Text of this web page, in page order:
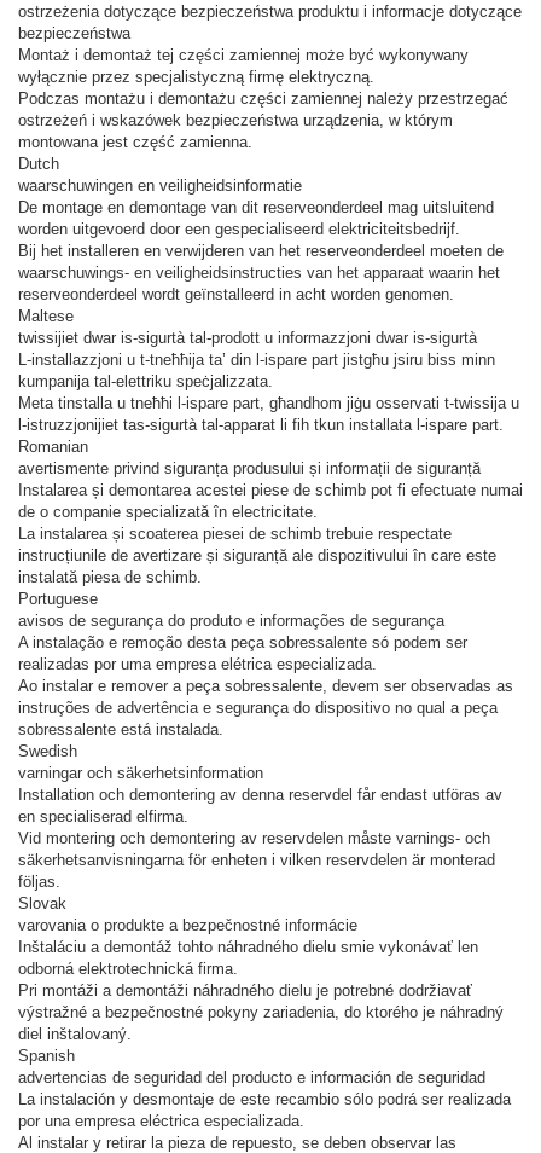
ostrzeżenia dotyczące bezpieczeństwa produktu i informacje dotyczące
bezpieczeństwa
Montaż i demontaż tej części zamiennej może być wykonywany
wyłącznie przez specjalistyczną firmę elektryczną.
Podczas montażu i demontażu części zamiennej należy przestrzegać
ostrzeżeń i wskazówek bezpieczeństwa urządzenia, w którym
montowana jest część zamienna.
Dutch
waarschuwingen en veiligheidsinformatie
De montage en demontage van dit reserveonderdeel mag uitsluitend
worden uitgevoerd door een gespecialiseerd elektriciteitsbedrijf.
Bij het installeren en verwijderen van het reserveonderdeel moeten de
waarschuwings- en veiligheidsinstructies van het apparaat waarin het
reserveonderdeel wordt geïnstalleerd in acht worden genomen.
Maltese
twissijiet dwar is-sigurtà tal-prodott u informazzjoni dwar is-sigurtà
L-installazzjoni u t-tneħħija ta’ din l-ispare part jistgħu jsiru biss minn
kumpanija tal-elettriku speċjalizzata.
Meta tinstalla u tneħħi l-ispare part, għandhom jiġu osservati t-twissija u
l-istruzzjonijiet tas-sigurtà tal-apparat li fih tkun installata l-ispare part.
Romanian
avertismente privind siguranța produsului și informații de siguranță
Instalarea și demontarea acestei piese de schimb pot fi efectuate numai
de o companie specializată în electricitate.
La instalarea și scoaterea piesei de schimb trebuie respectate
instrucțiunile de avertizare și siguranță ale dispozitivului în care este
instalată piesa de schimb.
Portuguese
avisos de segurança do produto e informações de segurança
A instalação e remoção desta peça sobressalente só podem ser
realizadas por uma empresa elétrica especializada.
Ao instalar e remover a peça sobressalente, devem ser observadas as
instruções de advertência e segurança do dispositivo no qual a peça
sobressalente está instalada.
Swedish
varningar och säkerhetsinformation
Installation och demontering av denna reservdel får endast utföras av
en specialiserad elfirma.
Vid montering och demontering av reservdelen måste varnings- och
säkerhetsanvisningarna för enheten i vilken reservdelen är monterad
följas.
Slovak
varovania o produkte a bezpečnostné informácie
Inštaláciu a demontáž tohto náhradného dielu smie vykonávať len
odborná elektrotechnická firma.
Pri montáži a demontáži náhradného dielu je potrebné dodržiavať
výstražné a bezpečnostné pokyny zariadenia, do ktorého je náhradný
diel inštalovaný.
Spanish
advertencias de seguridad del producto e información de seguridad
La instalación y desmontaje de este recambio sólo podrá ser realizada
por una empresa eléctrica especializada.
Al instalar y retirar la pieza de repuesto, se deben observar las